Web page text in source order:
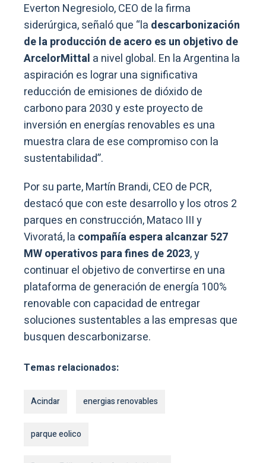
Everton Negresiolo, CEO de la firma
siderúrgica, señaló que “la descarbonización
de la producción de acero es un objetivo de
ArcelorMittal a nivel global. En la Argentina la
aspiración es lograr una significativa
reducción de emisiones de dióxido de
carbono para 2030 y este proyecto de
inversión en energías renovables es una
muestra clara de ese compromiso con la
sustentabilidad”.
Por su parte, Martín Brandi, CEO de PCR,
destacó que con este desarrollo y los otros 2
parques en construcción, Mataco III y
Vivoratá, la compañía espera alcanzar 527
MW operativos para fines de 2023, y
continuar el objetivo de convertirse en una
plataforma de generación de energía 100%
renovable con capacidad de entregar
soluciones sustentables a las empresas que
busquen descarbonizarse.
Temas relacionados:
Acindar energias renovables
parque eolico